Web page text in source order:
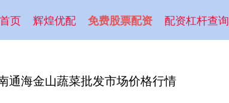
首页 辉煌优配 免费股票配资 配资杠杆查询
通海金山蔬菜批发市场价格行情